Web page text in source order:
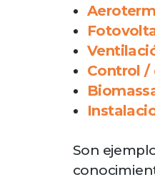
Control
Son